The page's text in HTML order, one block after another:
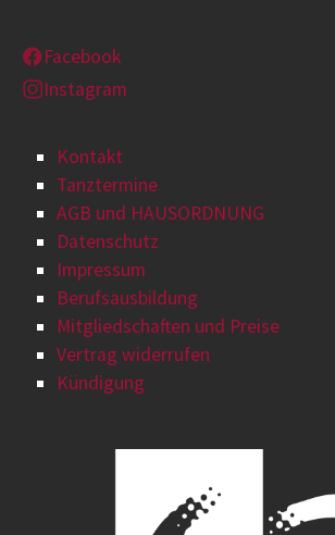
Facebook
Instagram
Kontakt
Tanztermine
AGB und HAUSORDNUNG
Datenschutz
Impressum
Berufsausbildung
Mitgliedschaften und Preise
Vertrag widerrufen
Kündigung